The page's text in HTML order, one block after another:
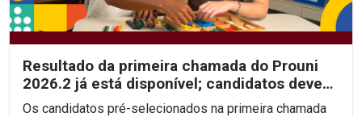
Resultado da primeira chamada do Prouni
2026.2 já está disponível; candidatos devem
enviar...
Os candidatos pré-selecionados na primeira chamada